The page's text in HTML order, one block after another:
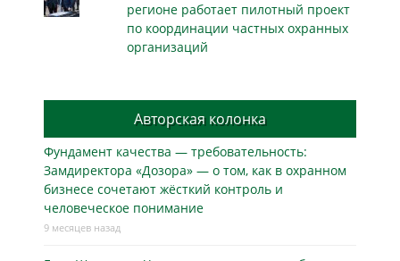
регионе работает пилотный проект
по координации частных охранных
организаций
Авторская колонка
Фундамент качества — требовательность:
Замдиректора «Дозора» — о том, как в охранном
бизнесe сочетают жёсткий контроль и
человеческое понимание
9 месяцев назад